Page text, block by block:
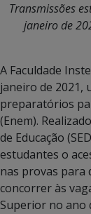
Transmissões
janeiro de
A Faculdade
janeiro de 2021,
preparatórios
(Enem).
de Educação
estudantes o
nas provas para
concorrer às
Superior no ano